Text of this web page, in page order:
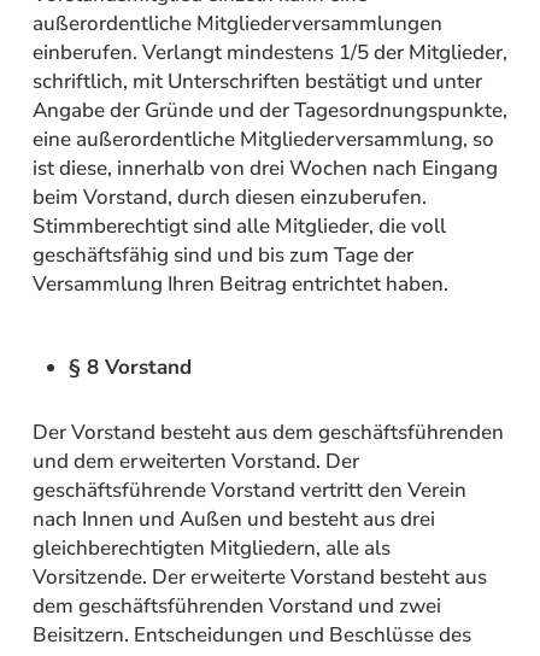
außerordentliche Mitgliederversammlungen
einberufen. Verlangt mindestens 1/5 der Mitglieder,
schriftlich, mit Unterschriften bestätigt und unter
Angabe der Gründe und der Tagesordnungspunkte,
eine außerordentliche Mitgliederversammlung, so
ist diese, innerhalb von drei Wochen nach Eingang
beim Vorstand, durch diesen einzuberufen.
Stimmberechtigt sind alle Mitglieder, die voll
geschäftsfähig sind und bis zum Tage der
Versammlung Ihren Beitrag entrichtet haben.
§ 8 Vorstand
Der Vorstand besteht aus dem geschäftsführenden
und dem erweiterten Vorstand. Der
geschäftsführende Vorstand vertritt den Verein
nach Innen und Außen und besteht aus drei
gleichberechtigten Mitgliedern, alle als
Vorsitzende. Der erweiterte Vorstand besteht aus
dem geschäftsführenden Vorstand und zwei
Beisitzern. Entscheidungen und Beschlüsse des